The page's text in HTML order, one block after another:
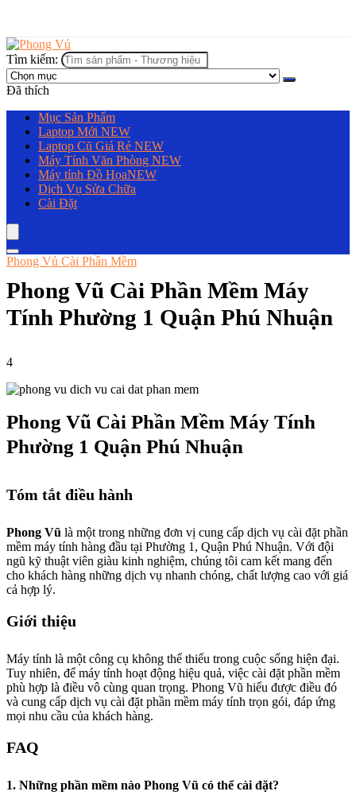
Tìm kiếm:
Đã thích
Mục Sản Phẩm
Laptop Mới NEW
Laptop Cũ Giá Rẻ NEW
Máy Tính Văn Phòng NEW
Máy tính Đồ HọaNEW
Dịch Vụ Sửa Chữa
Cài Đặt
Phong Vủ Cài Phần Mềm
Phong Vũ Cài Phần Mềm Máy
Tính Phường 1 Quận Phú Nhuận
4
Phong Vũ Cài Phần Mềm Máy Tính
Phường 1 Quận Phú Nhuận
Tóm tắt điều hành
Phong Vũ là một trong những đơn vị cung cấp dịch vụ cài đặt phần
mềm máy tính hàng đầu tại Phường 1, Quận Phú Nhuận. Với đội
ngũ kỹ thuật viên giàu kinh nghiệm, chúng tôi cam kết mang đến
cho khách hàng những dịch vụ nhanh chóng, chất lượng cao với giá
cả hợp lý.
Giới thiệu
Máy tính là một công cụ không thể thiếu trong cuộc sống hiện đại.
Tuy nhiên, để máy tính hoạt động hiệu quả, việc cài đặt phần mềm
phù hợp là điều vô cùng quan trọng. Phong Vũ hiểu được điều đó
và cung cấp dịch vụ cài đặt phần mềm máy tính trọn gói, đáp ứng
mọi nhu cầu của khách hàng.
FAQ
1. Những phần mềm nào Phong Vũ có thể cài đặt?